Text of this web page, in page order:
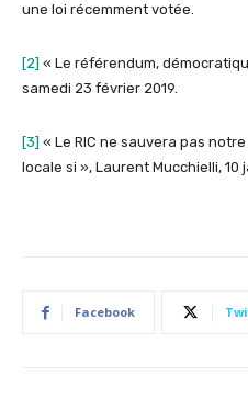
une loi récemment votée.
[2] « Le référendum,
samedi 23 février 2019.
[3] « Le RIC ne sauvera pas
locale si », Laurent Mucchielli, 10
Facebook